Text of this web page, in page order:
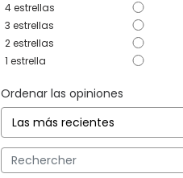
4estrellas
3 estrellas
2estrellas
1 estrella
Ordenar las opiniones